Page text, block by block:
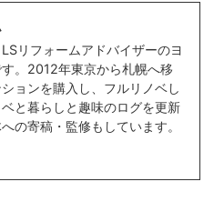
リフォームアドバイザーのヨ
。2012年東京から札幌へ移
ョンを購入し、フルリノベし
と暮らしと趣味のログを更新
の寄稿・監修もしています。